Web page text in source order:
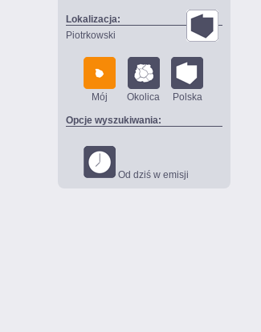
Lokalizacja:
Piotrkowski
Mój Okolica Polska
Opcje wyszukiwania:
Od dziś w emisji